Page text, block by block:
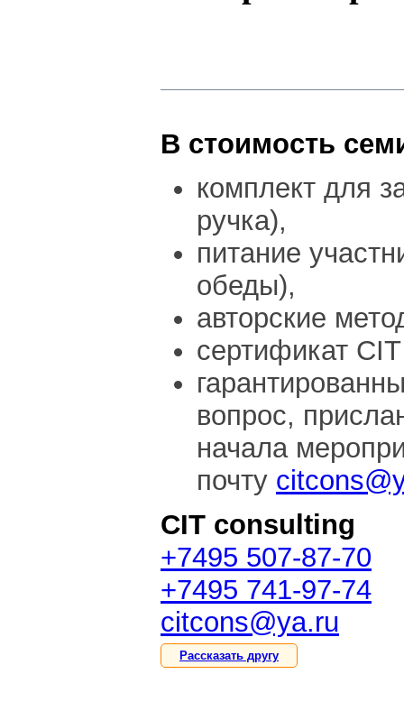
В стоимость
комплект для
ручка),
питание
обеды),
авторские
сертификат
вопрос,
начала
почту
CIT consulting
+7495 507-87-70
+7495 741-97-74
citcons@ya.ru
Рассказать другу